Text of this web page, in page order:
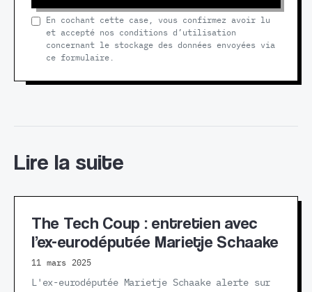
En cochant cette case, vous confirmez avoir lu
et accepté nos conditions d’utilisation
concernant le stockage des données envoyées via
ce formulaire.
Lire la suite
The Tech Coup : entretien avec
l’ex-eurodéputée Marietje Schaake
11 mars 2025
L'ex-eurodéputée Marietje Schaake alerte sur